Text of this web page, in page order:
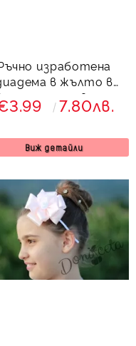
изработена
в жълто в
формата на цвете
7.80лв.
Виж детайли